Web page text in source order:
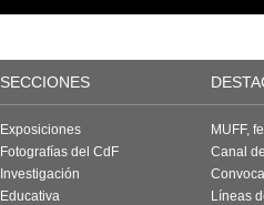
SECCIONES
Exposiciones
Fotografías del CdF
Investigación
Educativa
MUFF,
Canal
Líneas